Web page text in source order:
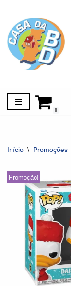
Avançar
para
o
conteúdo
0
Início \ Promoções
Promoção!